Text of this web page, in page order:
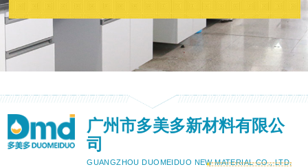
广州市多美多新材料有限公
司
GUANGZHOU DUOMEIDUO NEW MATERIAL CO., LTD.